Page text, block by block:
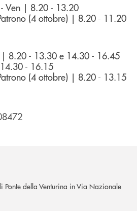
Ven | 8.20 - 13.20
(4 ottobre) | 8.20 - 11.20
8.20 - 13.30 e 14.30 - 16.45
- 16.15
(4 ottobre) | 8.20 - 13.15
della Venturina in Via Nazionale